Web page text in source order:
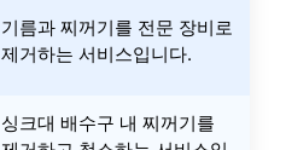
기름과 찌꺼기를 전문 장비로
제거하는 서비스입니다.
싱크대 배수구 내 찌꺼기를